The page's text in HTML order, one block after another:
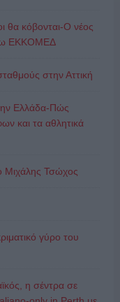
θα κόβονται-Ο νέος
ΕΚΚΟΜΕΔ
στην Αττική
Ελλάδα-Πώς
και τα αθλητικά
Τσώχος
γύρο του
η σέντρα σε